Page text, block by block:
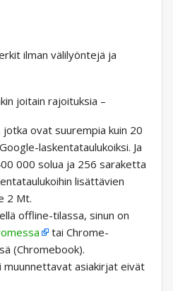
ilman välilyöntejä ja
joitain rajoituksia –
ovat suurempia kuin 20
laskentataulukoiksi. Ja
000 solua ja 256 saraketta
lisättävien
2 Mt.
offline-tilassa, sinun on
tai Chrome-
(Chromebook).
muunnettavat asiakirjat eivät